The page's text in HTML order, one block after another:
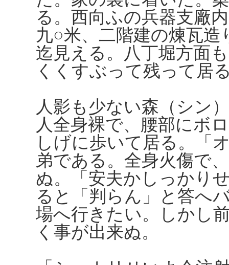
る。西向ふの兵器支廠
九○米、二階建の煉瓦
迄見える。八丁堀方面
くくすぶって残って居
人影も少ない森（シン
人全身裸で、腰部にボ
しげに歩いて居る。「
弟である。全身火傷で
ぬ。「安夫かしっかり
ると「判らん」と答へ
場へ行きたい。しかし
く事が出来ぬ。